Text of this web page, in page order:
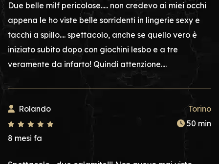
Due belle milf pericolose..... non credevo ai miei occhi
appena le ho viste belle sorridenti in lingerie sexy e
tacchi a spillo.... spettacolo, anche se quello vero è
iniziato subito dopo con giochini lesbo e a tre
veramente da infarto! Quindi attenzione....
Rolando
8 mesi fa
Torino
50 min